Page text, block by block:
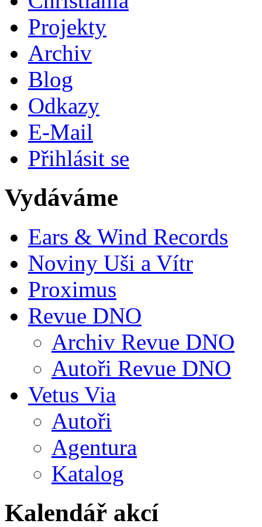
Projekty
Archiv
Blog
Odkazy
E-Mail
Přihlásit se
Vydáváme
Ears & Wind Records
Noviny Uši a Vítr
Proximus
Revue DNO
Archiv Revue DNO
Autoři Revue DNO
Vetus Via
Autoři
Agentura
Katalog
Kalendář akcí